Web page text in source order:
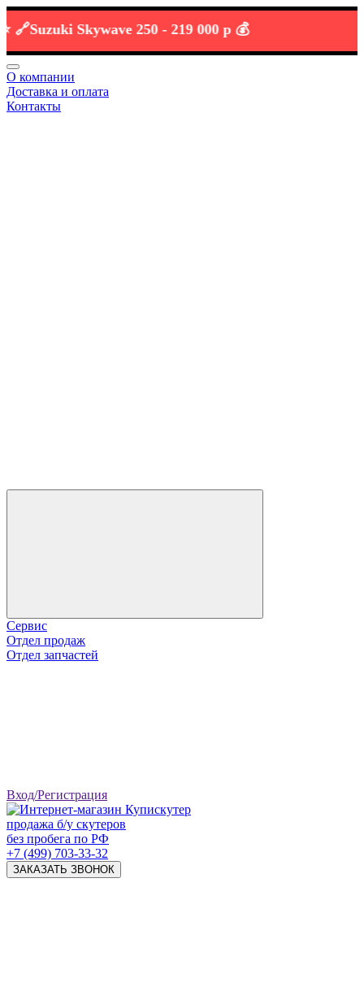
Skywave 250 -219 000 р 💰
О компании
Доставка и оплата
Контакты
Сервис
Отдел продаж
Отдел запчастей
Вход/Регистрация
продажа б/у скутеров
без пробега по РФ
+7 (499) 703-33-32
ЗАКАЗАТЬ ЗВОНОК